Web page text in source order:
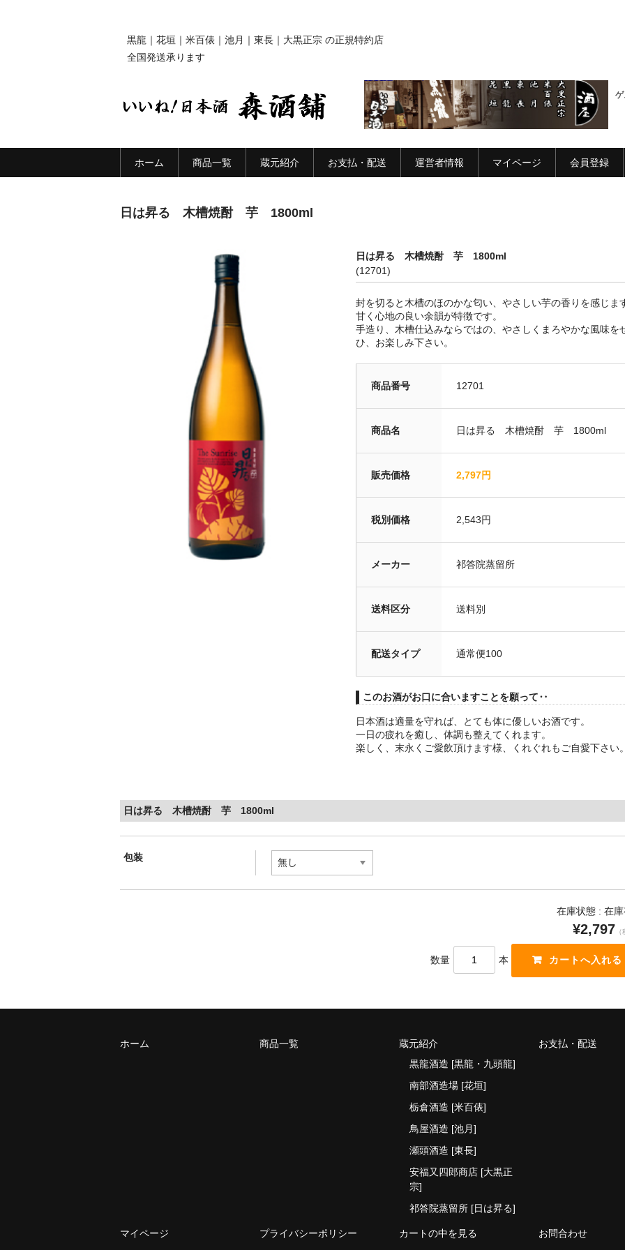
黒龍｜花垣｜米百俵｜池月｜東長｜大黒正宗 の正規特約店
全国発送承ります
ゲ
ホーム 商品一覧 蔵元紹介 お支払・配送 運営者情報 マイページ 会員登録
日は昇る 木槽焼酎 芋 1800ml
日は昇る 木槽焼酎 芋 1800ml
(12701)
封を切ると木槽のほのかな匂い、やさしい芋の香りを感じま
甘く心地の良い余韻が特徴です。
手造り、木槽仕込みならではの、やさしくまろやかな風味を
ひ、お楽しみ下さい。
商品番号 12701
商品名 日は昇る 木槽焼酎 芋 1800ml
販売価格 2,797円
税別価格 2,543円
メーカー 祁答院蒸留所
送料区分 送料別
配送タイプ 通常便100
このお酒がお口に合いますことを願って‥
日本酒は適量を守れば、とても体に優しいお酒です。
一日の疲れを癒し、体調も整えてくれます。
楽しく、末永くご愛飲頂けます様、くれぐれもご自愛下さい。
日は昇る 木槽焼酎 芋 1800ml
包装
在庫状態 : 在庫
¥2,797
数量 本
ホーム 商品一覧
蔵元紹介
黒龍酒造 [黒龍・九頭龍]
南部酒造場 [花垣]
栃倉酒造 [米百俵]
鳥屋酒造 [池月]
瀬頭酒造 [東長]
安福又四郎商店 [大黒正
宗]
祁答院蒸留所 [日は昇る]
お支払・配送
マイページ プライバシーポリシー カートの中を見る お問合わせ